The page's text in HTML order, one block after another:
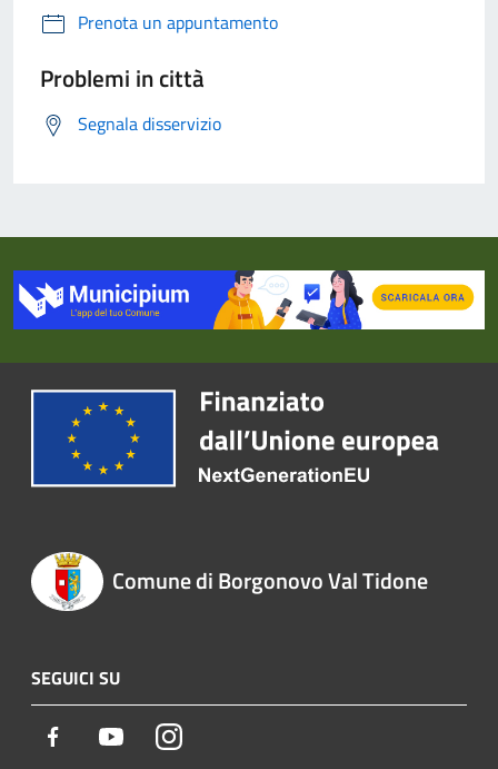
Prenota un appuntamento
Problemi in città
Segnala disservizio
Comune di Borgonovo Val Tidone
SEGUICI SU
Facebook YoutubeInstagram